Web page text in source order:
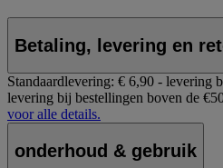
Betaling, levering en
Standaardlevering: € 6,90 - levering
levering bij bestellingen boven de
voor alle details.
onderhoud & gebruik